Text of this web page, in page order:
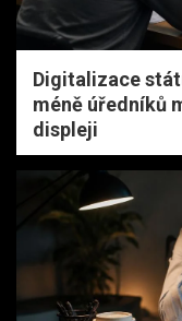
Digitalizace
méně úředníků
displeji